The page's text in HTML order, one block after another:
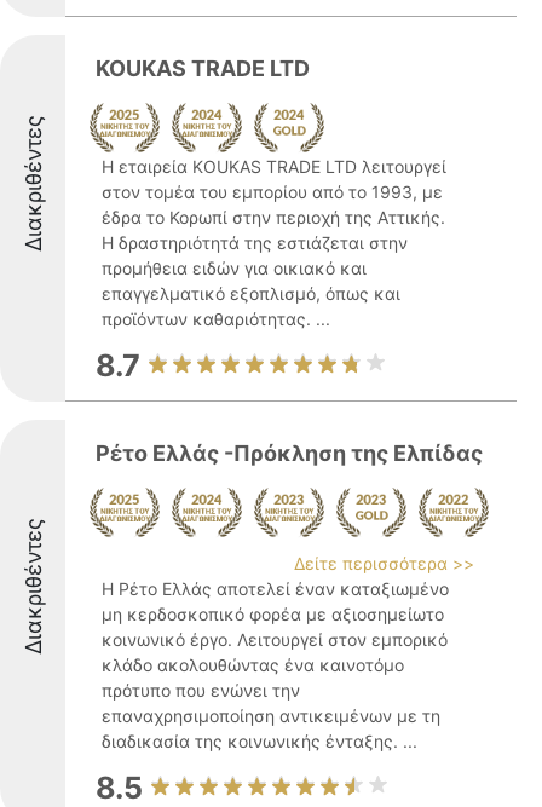
Διακριθέντες
KOUKAS TRADE LTD
Η εταιρεία KOUKAS TRADE LTD λειτουργεί
στον τομέα του εμπορίου από το 1993, με
έδρα το Κορωπί στην περιοχή της Αττικής.
Η δραστηριότητά της εστιάζεται στην
προμήθεια ειδών για οικιακό και
επαγγελματικό εξοπλισμό, όπως και
προϊόντων καθαριότητας. ...
8.7
Διακριθέντες
Ρέτο Ελλάς -Πρόκληση της Ελπίδας
Δείτε περισσότερα >>
Η Ρέτο Ελλάς αποτελεί έναν καταξιωμένο
μη κερδοσκοπικό φορέα με αξιοσημείωτο
κοινωνικό έργο. Λειτουργεί στον εμπορικό
κλάδο ακολουθώντας ένα καινοτόμο
πρότυπο που ενώνει την
επαναχρησιμοποίηση αντικειμένων με τη
διαδικασία της κοινωνικής ένταξης. ...
8.5